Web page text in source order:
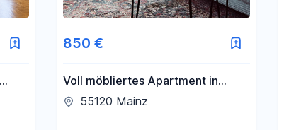
850 €
Voll möbliertes Apartment in
Mainz | Ideal für Berufstätige &
55120 Mainz